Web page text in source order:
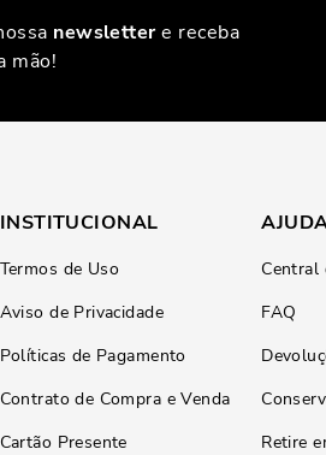
newslettere receba
mão!
INSTITUCIONAL
Termos de Uso
Aviso de Privacidade
Políticas de Pagamento
Contrato de Compra e Venda
Cartão Presente
Central
FAQ
Retire